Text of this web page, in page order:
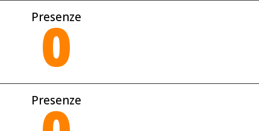
Presenze
0
Presenze